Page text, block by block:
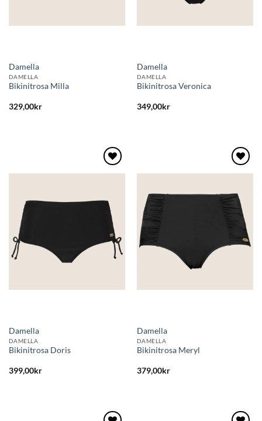
Damella
DAMELLA
Bikinitrosa Milla
329,00kr
Damella
DAMELLA
Bikinitrosa Veronica
349,00kr
önskelistan
Damella
DAMELLA
Bikinitrosa Doris
399,00kr
till i
önskelistan
Damella
DAMELLA
Bikinitrosa Meryl
379,00kr